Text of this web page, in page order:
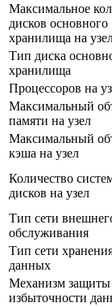
Максимальное
дисков основного
хранилища на
Тип диска
хранилища
Процессоров на
Максимальный
памяти на узел
Максимальный
кэша на узел
Количество
дисков на узел
Тип сети
обслуживания
Тип сети
данных
Механизм защиты
избыточности